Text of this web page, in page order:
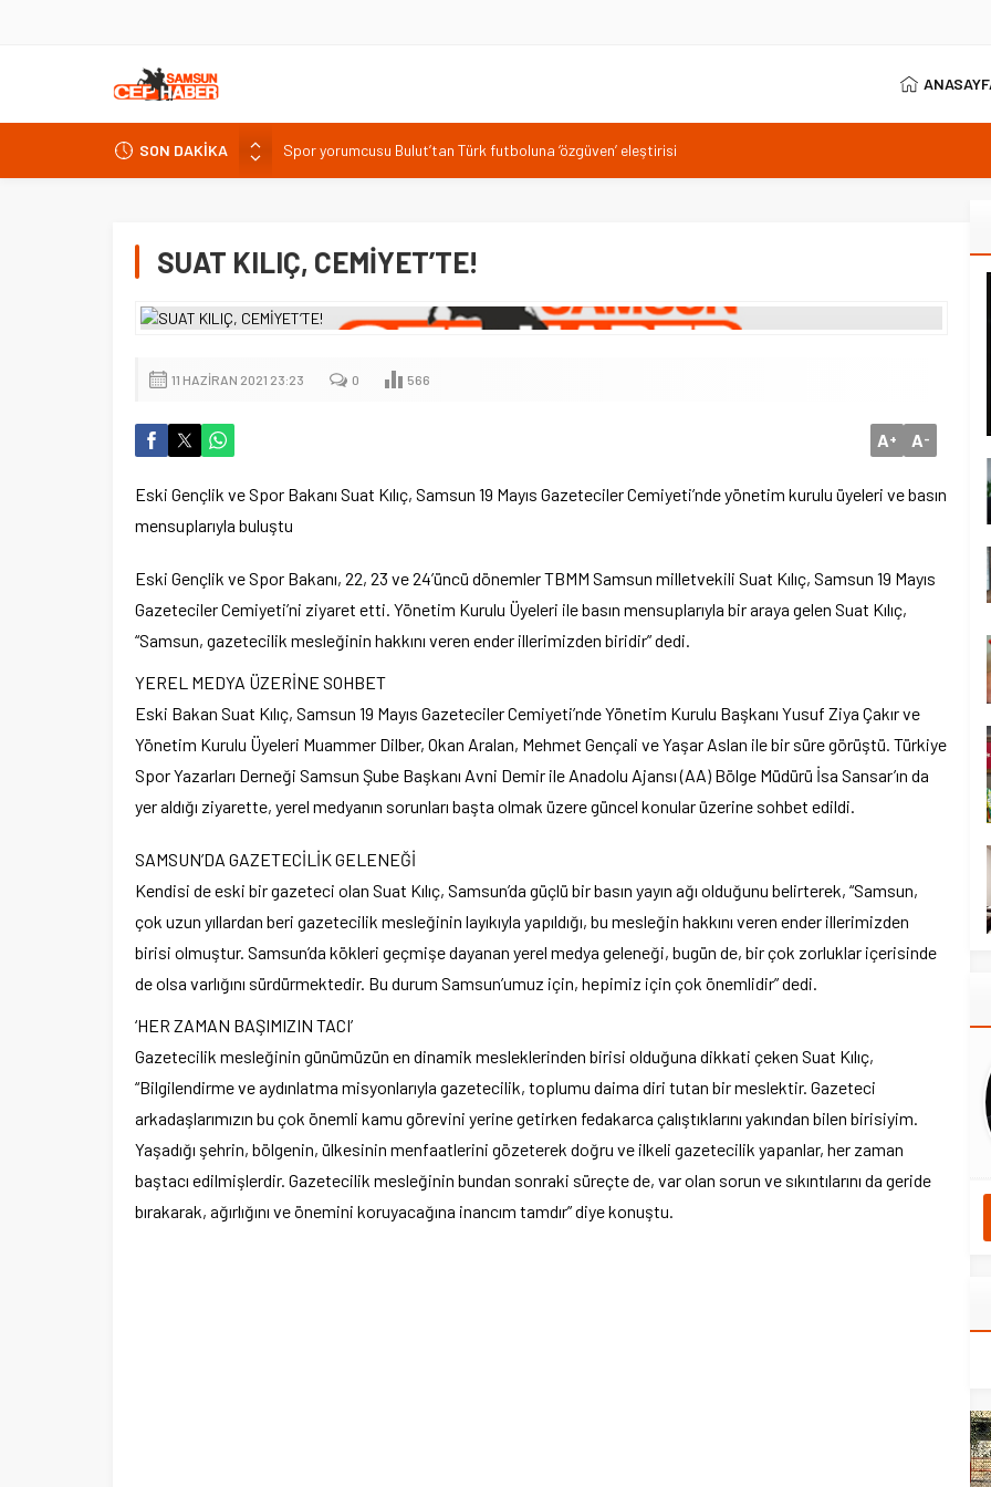
SON DAKİKA
Spor yorumcusu Bulut’tan Türk futboluna ‘özgüven’ eleştirisi
Elazığ’da su ürünleri zirvesi: 19 ülkeden katılım bekleniyor
YÖKDİL/2 sınavı 87 merkezde, 4 bin 165 salonda yapılacak
TDGF Genel Başkanı Menderes Demir'den Osmaniye Milletvekili Seydi Gülsoy'a ziyaret
SUAT KILIÇ, CEMİYET’TE!
11 HAZIRAN 2021 23:23 0 566
A+ A-
Eski Gençlik ve Spor Bakanı Suat Kılıç, Samsun 19 Mayıs Gazeteciler Cemiyeti’nde yönetim kurulu üyeleri ve basın
mensuplarıyla buluştu
Eski Gençlik ve Spor Bakanı, 22, 23 ve 24’üncü dönemler TBMM Samsun milletvekili Suat Kılıç, Samsun 19 Mayıs
Gazeteciler Cemiyeti’ni ziyaret etti. Yönetim Kurulu Üyeleri ile basın mensuplarıyla bir araya gelen Suat Kılıç,
“Samsun, gazetecilik mesleğinin hakkını veren ender illerimizden biridir” dedi.
YEREL MEDYA ÜZERİNE SOHBET
Eski Bakan Suat Kılıç, Samsun 19 Mayıs Gazeteciler Cemiyeti’nde Yönetim Kurulu Başkanı Yusuf Ziya Çakır ve
Yönetim Kurulu Üyeleri Muammer Dilber, Okan Aralan, Mehmet Gençali ve Yaşar Aslan ile bir süre görüştü. Türkiye
Spor Yazarları Derneği Samsun Şube Başkanı Avni Demir ile Anadolu Ajansı (AA) Bölge Müdürü İsa Sansar’ın da
yer aldığı ziyarette, yerel medyanın sorunları başta olmak üzere güncel konular üzerine sohbet edildi.
SAMSUN’DA GAZETECİLİK GELENEĞİ
Kendisi de eski bir gazeteci olan Suat Kılıç, Samsun’da güçlü bir basın yayın ağı olduğunu belirterek, “Samsun,
çok uzun yıllardan beri gazetecilik mesleğinin layıkıyla yapıldığı, bu mesleğin hakkını veren ender illerimizden
birisi olmuştur. Samsun’da kökleri geçmişe dayanan yerel medya geleneği, bugün de, bir çok zorluklar içerisinde
de olsa varlığını sürdürmektedir. Bu durum Samsun’umuz için, hepimiz için çok önemlidir” dedi.
‘HER ZAMAN BAŞIMIZIN TACI’
Gazetecilik mesleğinin günümüzün en dinamik mesleklerinden birisi olduğuna dikkati çeken Suat Kılıç,
“Bilgilendirme ve aydınlatma misyonlarıyla gazetecilik, toplumu daima diri tutan bir meslektir. Gazeteci
arkadaşlarımızın bu çok önemli kamu görevini yerine getirken fedakarca çalıştıklarını yakından bilen birisiyim.
Yaşadığı şehrin, bölgenin, ülkesinin menfaatlerini gözeterek doğru ve ilkeli gazetecilik yapanlar, her zaman
baştacı edilmişlerdir. Gazetecilik mesleğinin bundan sonraki süreçte de, var olan sorun ve sıkıntılarını da geride
bırakarak, ağırlığını ve önemini koruyacağına inancım tamdır” diye konuştu.